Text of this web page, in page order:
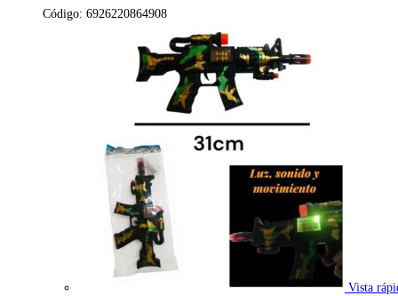
Código: 6926220864908
Vista